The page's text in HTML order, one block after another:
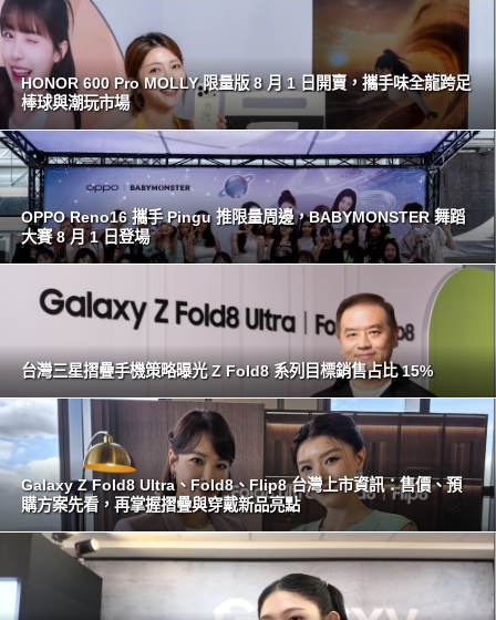
HONOR 600 Pro MOLLY 限量版 8 月 1 日開賣，攜手味全龍跨足
棒球與潮玩市場
OPPO Reno16 攜手 Pingu 推限量周邊，BABYMONSTER 舞蹈
大賽 8 月 1 日登場
台灣三星摺疊手機策略曝光 Z Fold8 系列目標銷售占比 15%
Galaxy Z Fold8 Ultra、Fold8、Flip8 台灣上市資訊：售價、預
購方案先看，再掌握摺疊與穿戴新品亮點